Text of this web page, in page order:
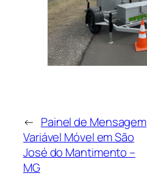
← Painel de Mensagem
Variável Móvel em São
José do Mantimento –
MG